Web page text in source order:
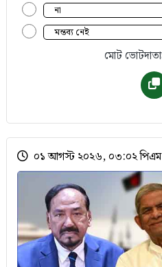
না
মন্তব্য নেই
মোট
০১ আগস্ট ২০২৬, ০৩:০২ পিএম